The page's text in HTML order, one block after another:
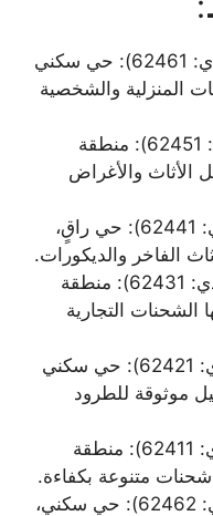
(الرمز البريدي: 62461): حي سكني
المنزلية والشخصية
(الرمز البريدي: 62451): منطقة
الأثاث والأغراض
(الرمز البريدي: 62441): حي راقٍ،
الفاخر والديكورات.
(الرمز البريدي: 62431): منطقة
الشحنات التجارية
(الرمز البريدي: 62421): حي سكني
موثوقة للطرود
(الرمز البريدي: 62411): منطقة
شحنات متنوعة بكفاءة.
(الرمز البريدي: 62462): حي سكني،